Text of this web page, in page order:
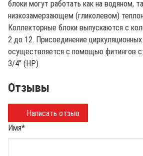
блоки могут работать как на водяном,
низкозамерзающем (гликолевом)
Коллекторные блоки выпускаются с
2 до 12. Присоединение циркуляционных
осуществляется с помощью фитингов
3/4" (НР).
Отзывы
Написать отзыв
Имя*